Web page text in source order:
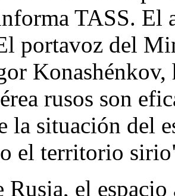
TASS. El
portavoz del
Konashénkov,
rusos son
la situación del
el territorio
Rusia, el